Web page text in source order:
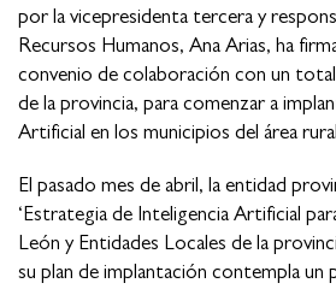
por la vicepresidenta tercera y
Recursos Humanos, Ana Arias, ha
convenio de colaboración con un
de la provincia, para comenzar a
Artificial en los municipios del área
El pasado mes de abril, la entidad
‘Estrategia de Inteligencia Artificial
León y Entidades Locales de la
su plan de implantación contempla